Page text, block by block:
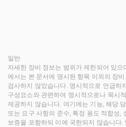
일반
자세한 장비 정보는 범위가 제한되어 있
에서는 본 문서에 명시된 항목 이외의 장
검사하지 않았습니다. 명시적으로 언급하
구성요소와 관련하여 명시적으로나 묵시
제공하지 않습니다. 여기에는 기능, 해당
또는 요구 사항의 준수, 특정 용도 적합성,
보증을 포함하되 이에 국한되지 않습니다.